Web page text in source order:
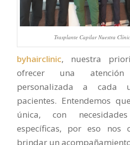
Trasplante Capilar Nuestra
byhairclinic, nuestra
ofrecer una
personalizada a cada
pacientes. Entendemos
única, con
específicas, por eso nos
brindar un